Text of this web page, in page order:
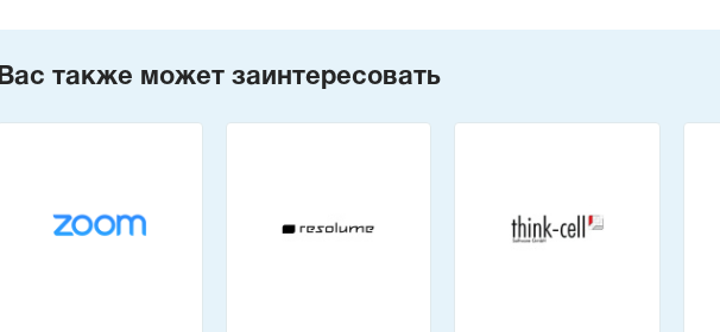
Вас также может заинтересовать